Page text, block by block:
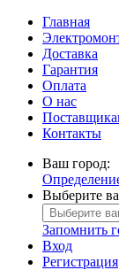
Главная
Доставка
Гарантия
Оплата
О нас
Контакты
Ваш город:
Выберите
Запомнить
Вход
Регистрация